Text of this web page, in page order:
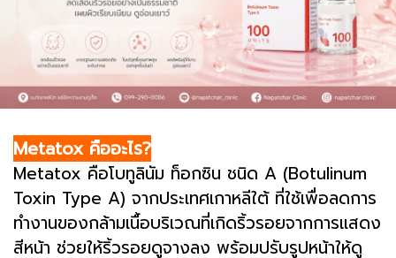
Metatox คืออะไร?
Metatox คือโบทูลินัม ท็อกซิน ชนิด A (Botulinum
Toxin Type A) จากประเทศเกาหลีใต้ ที่ใช้เพื่อลดการ
ทำงานของกล้ามเนื้อบริเวณที่เกิดริ้วรอยจากการแสดง
สีหน้า ช่วยให้ริ้วรอยดูจางลง พร้อมปรับรูปหน้าให้ดู